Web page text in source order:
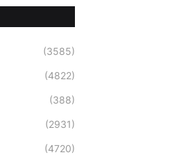
(3585)
(4822)
(388)
(2931)
(4720)